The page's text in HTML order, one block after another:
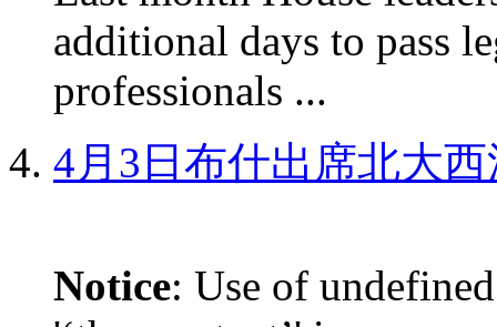
additional days to pass
professionals ...
4月3日布什出席北大
Notice: Use of